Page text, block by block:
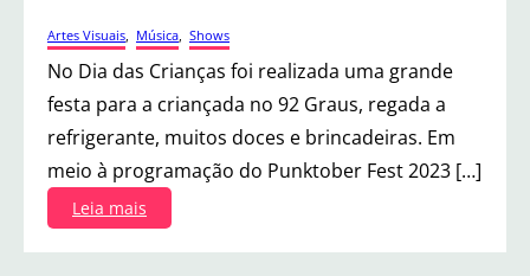
Artes Visuais Música Shows
No Dia das Crianças foi realizada uma grande
festa para a criançada no 92 Graus, regada a
refrigerante, muitos doces e brincadeiras. Em
meio à programação do Punktober Fest 2023 […]
Leia mais
P
u